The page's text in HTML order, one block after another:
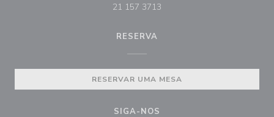
21 157 3713
RESERVA
RESERVAR UMA MESA
SIGA-NOS